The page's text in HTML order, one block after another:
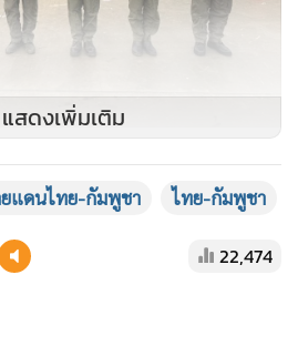
อร์ ได้เข้าพื้นที่เพื่อยิงสนับสนุน กำหนด
งจรวดหลายลำกล้อง BM-21
ยู่ในอำเภอจอมกระสานต์ จังหวัด
แสดงเพิ่มเติม
แดนไทย-กัมพูชา ไทย-กัมพูชา
22,474